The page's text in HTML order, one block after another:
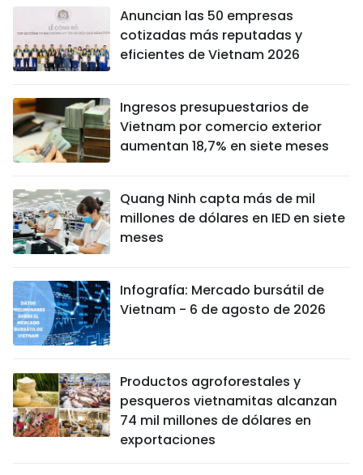
Anuncian las 50 empresas
cotizadas más reputadas y
eficientes de Vietnam 2026
Ingresos presupuestarios de
Vietnam por comercio exterior
aumentan 18,7% en siete meses
Quang Ninh capta más de mil
millones de dólares en IED en siete
meses
Infografía: Mercado bursátil de
Vietnam - 6 de agosto de 2026
Productos agroforestales y
pesqueros vietnamitas alcanzan
74 mil millones de dólares en
exportaciones